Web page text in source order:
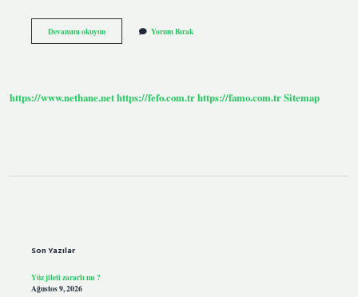
Devamını okuyunKendinden
Intihal
Yorum Bırak
https://www.nethane.nethttps://fefo.com.trhttps://famo.com.trSitemap
Son Yazılar
Yüz jileti zararlı mı ?
Ağustos 9, 2026